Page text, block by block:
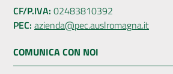
CF/P.IVA: 02483810392
PEC: azienda@pec.auslromagna.it
COMUNICA CON NOI